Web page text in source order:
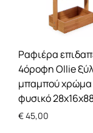
Ραφιέρα
4όροφη Ollie
μπαμπού χρώμα
φυσικό
€45,00